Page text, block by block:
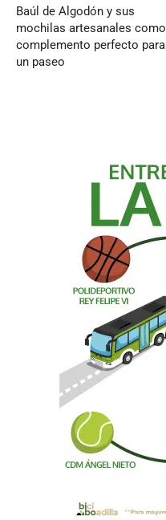
Baúl de Algodón y sus
mochilas artesanales como
complemento perfecto para
un paseo